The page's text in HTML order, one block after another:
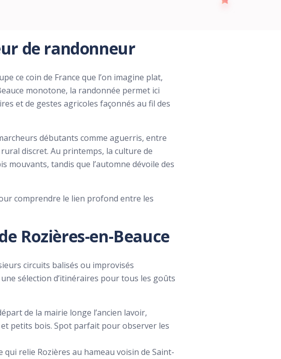
de randonneur
ce coin de France que l’on imagine plat,
monotone, la randonnée permet ici
et de gestes agricoles façonnés au fil des
débutants comme aguerris, entre
discret. Au printemps, la culture de
mouvants, tandis que l’automne dévoile des
comprendre le lien profond entre les
Rozières-en-Beauce
circuits balisés ou improvisés
sélection d’itinéraires pour tous les goûts
de la mairie longe l’ancien lavoir,
petits bois. Spot parfait pour observer les
qui relie Rozières au hameau voisin de Saint-